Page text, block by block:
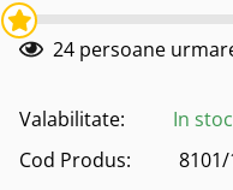
24 persoane
Valabilitate:
In stoc
Cod Produs:
8101/